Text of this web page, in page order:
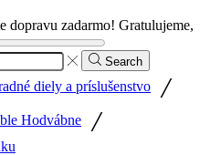
dopravu zadarmo! Gratulujeme,
Search
diely a príslušenstvo /
Hodvábne /